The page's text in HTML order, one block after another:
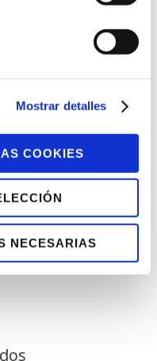
Mostrar detalles
COOKIES
NECESARIAS
que lleva a
creación”.
Tumblr
LinkedIn